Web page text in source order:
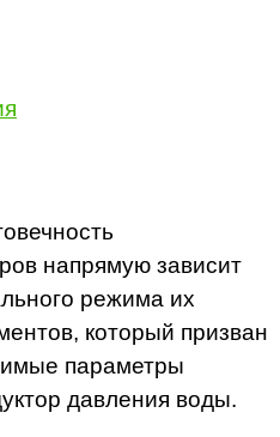
напрямую зависит
режима их
который призван
параметры
давления воды.